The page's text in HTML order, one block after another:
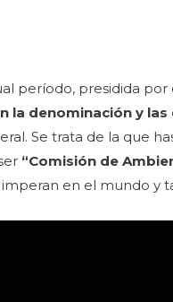
período, presidida
la denominación y
Se trata de la que
“Comisión de
en el mundo y